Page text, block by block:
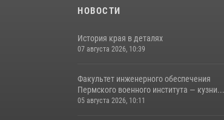
НОВОСТИ
История края в деталях
07 августа 2026, 10:39
Факультет инженерного обеспечения
Пермского военного института — кузни...
05 августа 2026, 10:11